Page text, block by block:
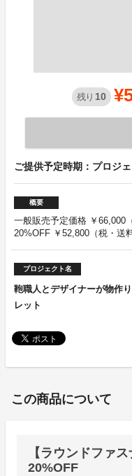
残り 10
ご提供予定時期：プロジ
概要
一般販売予定価格 ￥66,000
20%OFF ￥52,800（税・送
プロジェクト名
鞄職人とデザイナーが物作
レット
この商品について
【ラウンドファ
20%OFF